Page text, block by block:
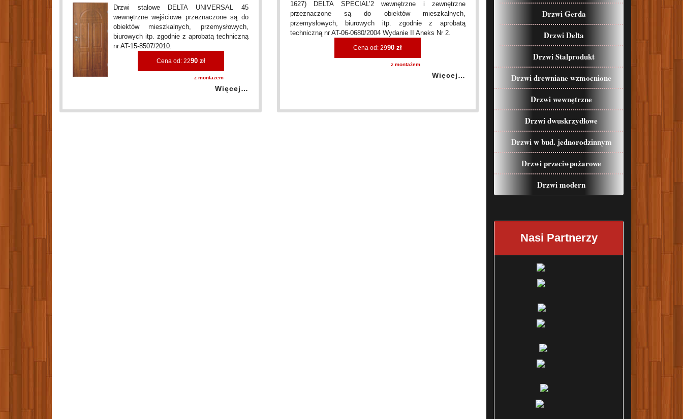
Drzwi stalowe DELTA UNIVERSAL 45
wewnętrzne wejściowe przeznaczone są do
obiektów mieszkalnych, przemysłowych,
biurowych itp. zgodnie z aprobatą techniczną
nr AT-15-8507/2010.
Cena od: 2290 zł
z montażem
Więcej…
1627) DELTA SPECIAL’2 wewnętrzne i zewnętrzne
przeznaczone są do obiektów mieszkalnych,
przemysłowych, biurowych itp. zgodnie z aprobatą
techniczną nr AT-06-0680/2004 Wydanie II Aneks Nr 2.
Cena od: 2990 zł
z montażem
Więcej…
Drzwi Gerda
Drzwi Delta
Drzwi Stalprodukt
Drzwi drewniane wzmocnione
Drzwi wewnętrzne
Drzwi dwuskrzydłowe
Drzwi w bud. jednorodzinnym
Drzwi przeciwpożarowe
Drzwi modern
Nasi Partnerzy